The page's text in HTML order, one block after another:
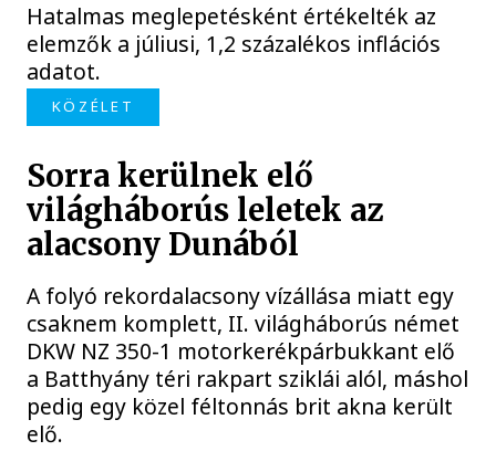
Hatalmas meglepetésként értékelték az
elemzők a júliusi, 1,2 százalékos inflációs
adatot.
KÖZÉLET
Sorra kerülnek elő
világháborús leletek az
alacsony Dunából
A folyó rekordalacsony vízállása miatt egy
csaknem komplett, II. világháborús német
DKW NZ 350-1 motorkerékpárbukkant elő
a Batthyány téri rakpart sziklái alól, máshol
pedig egy közel féltonnás brit akna került
elő.